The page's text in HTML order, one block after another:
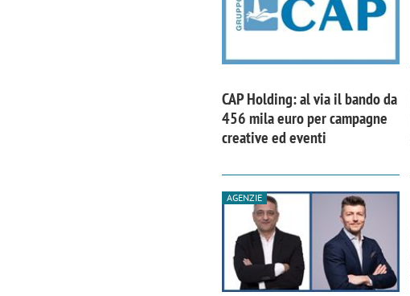
CAP Holding: al via il bando da
456 mila euro per campagne
creative ed eventi
AGENZIE